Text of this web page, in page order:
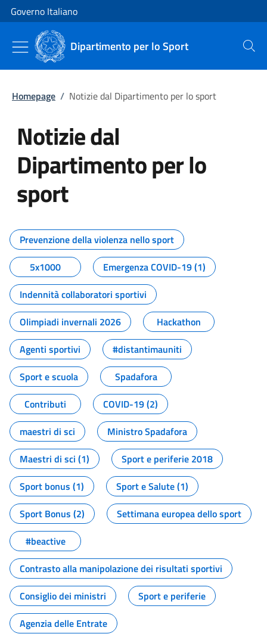
Vai al contenuto
Vai alla navigazione del sito
Governo Italiano
Dipartimento per lo Sport Cerca
Homepage / Notizie dal Dipartimento per lo sport
Notizie dal
Dipartimento per lo
sport
Tutti i contenuti della pagina
Prevenzione della violenza nello sport
5x1000
Emergenza COVID-19 (1)
Indennità collaboratori sportivi
Olimpiadi invernali 2026
Hackathon
Agenti sportivi
#distantimauniti
Sport e scuola
Spadafora
Contributi
COVID-19 (2)
maestri di sci
Ministro Spadafora
Maestri di sci (1)
Sport e periferie 2018
Sport bonus (1)
Sport e Salute (1)
Sport Bonus (2)
Settimana europea dello sport
#beactive
Contrasto alla manipolazione dei risultati sportivi
Consiglio dei ministri
Sport e periferie
Agenzia delle Entrate